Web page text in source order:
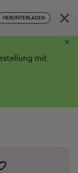
HERUNTERLADEN ×
mit
×